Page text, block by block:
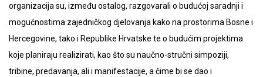
organizacija su, između ostalog, razgovarali o budućoj saradnji i
mogućnostima zajedničkog djelovanja kako na prostorima Bosne i
Hercegovine, tako i Republike Hrvatske te o budućim projektima
koje planiraju realizirati, kao što su naučno-stručni simpoziji,
tribine, predavanja, ali i manifestacije, a čime bi se dao i